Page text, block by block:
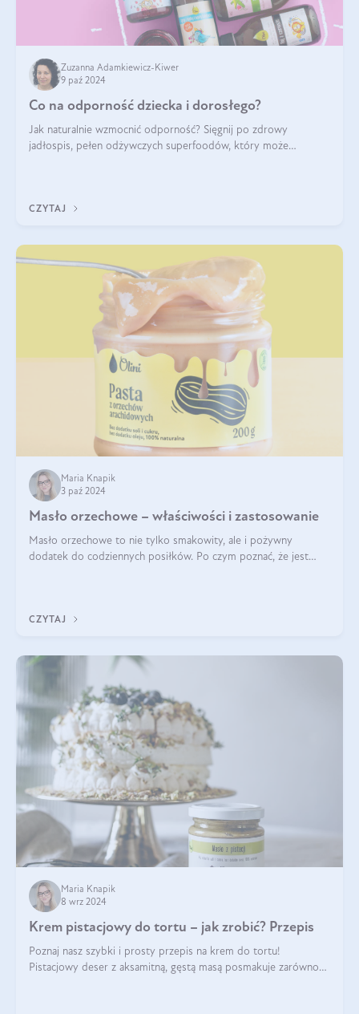
Zuzanna Adamkiewicz-Kiwer
9 paź 2024
Co na odporność dziecka i dorosłego?
Jak naturalnie wzmocnić odporność? Sięgnij po zdrowy
jadłospis, pełen odżywczych superfoodów, który może
CZYTAJ
Maria Knapik
3 paź 2024
Masło orzechowe – właściwości i zastosowanie
Masło orzechowe to nie tylko smakowity, ale i pożywny
dodatek do codziennych posiłków. Po czym poznać, że jest
CZYTAJ
Maria Knapik
8 wrz 2024
Krem pistacjowy do tortu – jak zrobić? Przepis
Poznaj nasz szybki i prosty przepis na krem do tortu!
Pistacjowy deser z aksamitną, gęstą masą posmakuje zarówno